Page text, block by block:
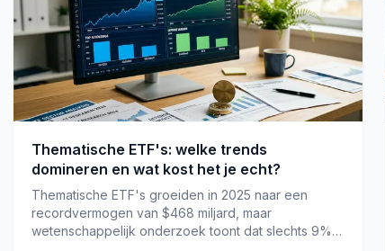
Thematische ETF's: welke trends
domineren en wat kost het je echt?
Thematische ETF's groeiden in 2025 naar een
recordvermogen van $468 miljard, maar
wetenschappelijk onderzoek toont dat slechts 9%